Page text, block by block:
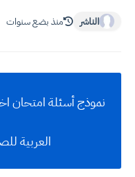
الناشر منذ بضع سنوات
العربية